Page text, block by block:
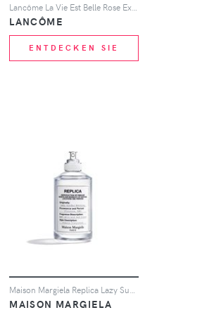
LANCÔME
ENTDECKEN SIE
MAISON MARGIELA